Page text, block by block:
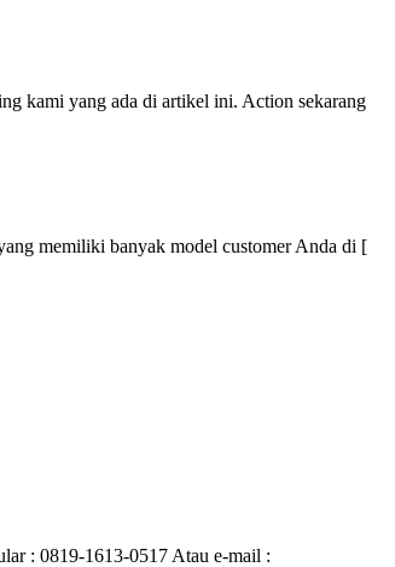
kami yang ada di artikel ini. Action sekarang
memiliki banyak model customer Anda di [
: 0819-1613-0517 Atau e-mail :